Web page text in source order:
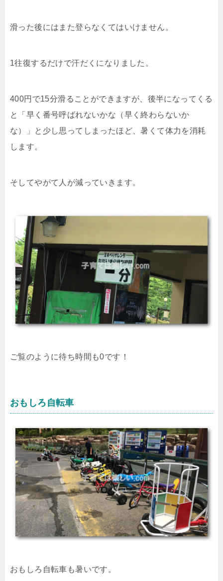
滑った後にはまた登らなくてはいけません。
1往復するだけで汗だくになりました。
400円で15分滑ることができますが、後半になってくる
と「早く番号呼ばれないかな（早く終わらないか
な）」と少し思ってしまったほど、暑くて体力を消耗
します。
そしてやがて人が減っていきます。
ご覧のように待ち時間も0です！
おもしろ自転車
おもしろ自転車も暑いです。